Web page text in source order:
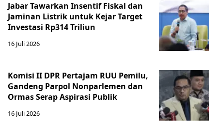
Jabar Tawarkan Insentif Fiskal dan
Jaminan Listrik untuk Kejar Target
Investasi Rp314 Triliun
16 Juli 2026
Komisi II DPR Pertajam RUU Pemilu,
Gandeng Parpol Nonparlemen dan
Ormas Serap Aspirasi Publik
16 Juli 2026